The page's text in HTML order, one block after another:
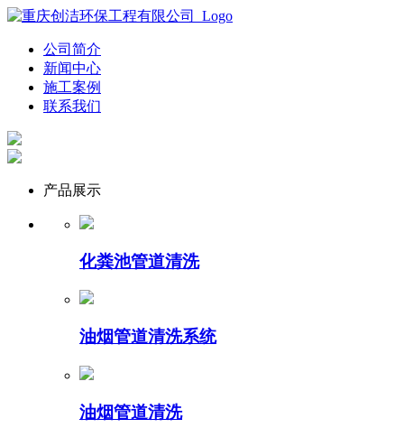
公司简介
新闻中心
施工案例
联系我们
产品展示
化粪池管道清洗
油烟管道清洗系统
油烟管道清洗